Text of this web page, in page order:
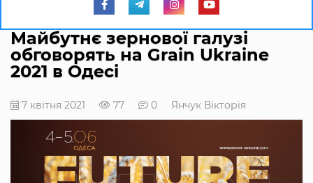
Майбутнє зернової галузі
обговорять на Grain Ukraine
2021 в Одесі
7 квітня 2021 77 0 Янчук Вікторія